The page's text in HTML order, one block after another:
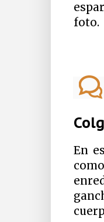
foto.
En